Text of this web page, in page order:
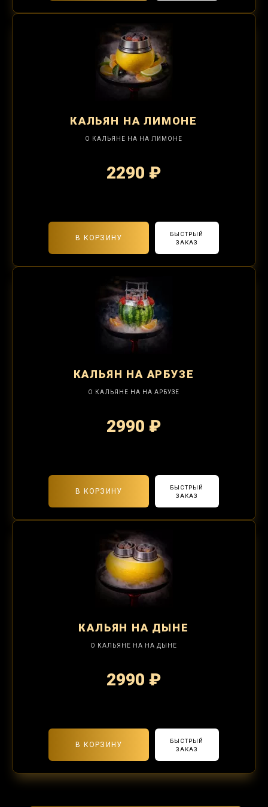
КАЛЬЯН НА ЛИМОНЕ
О КАЛЬЯНЕ НА НА ЛИМОНЕ
2290 ₽
В КОРЗИНУ
БЫСТРЫЙ
ЗАКАЗ
КАЛЬЯН НА АРБУЗЕ
О КАЛЬЯНЕ НА НА АРБУЗЕ
2990 ₽
В КОРЗИНУ
БЫСТРЫЙ
ЗАКАЗ
КАЛЬЯН НА ДЫНЕ
О КАЛЬЯНЕ НА НА ДЫНЕ
2990 ₽
В КОРЗИНУ
БЫСТРЫЙ
ЗАКАЗ